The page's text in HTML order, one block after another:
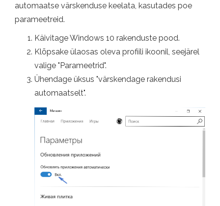
automaatse värskenduse keelata, kasutades poe
parameetreid.
Käivitage Windows 10 rakenduste pood.
Klõpsake ülaosas oleva profiili ikoonil, seejärel
valige "Parameetrid".
Ühendage üksus "värskendage rakendusi
automaatselt".